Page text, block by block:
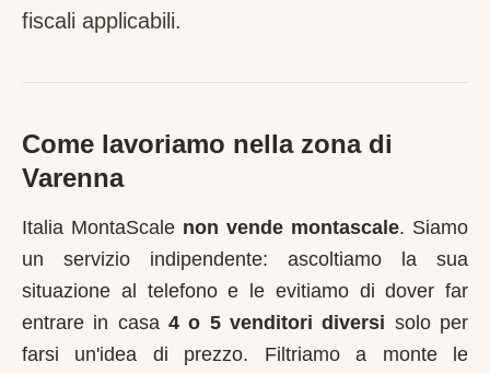
fiscali applicabili.
Come lavoriamo nella zona di
Varenna
Italia MontaScale non vende montascale. Siamo
un servizio indipendente: ascoltiamo la sua
situazione al telefono e le evitiamo di dover far
entrare in casa 4 o 5 venditori diversi solo per
farsi un'idea di prezzo. Filtriamo a monte le